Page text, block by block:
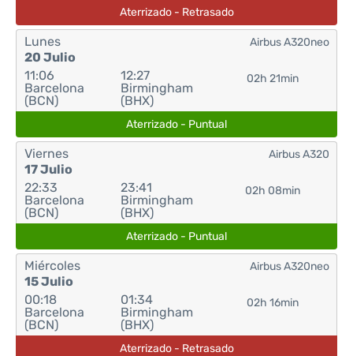
Aterrizado - Retrasado
Lunes
20 Julio
11:06
Barcelona
(BCN)
12:27
Birmingham
(BHX)
02h 21min
Airbus A320neo
Aterrizado - Puntual
Viernes
17 Julio
22:33
Barcelona
(BCN)
23:41
Birmingham
(BHX)
02h 08min
Airbus A320
Aterrizado - Puntual
Miércoles
15 Julio
00:18
Barcelona
(BCN)
01:34
Birmingham
(BHX)
02h 16min
Airbus A320neo
Aterrizado - Retrasado